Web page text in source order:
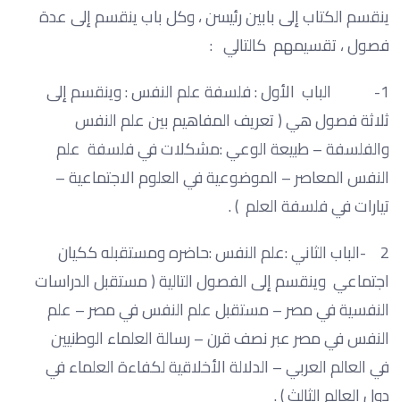
ينقسم الكتاب إلى بابين رئيسن ، وكل باب ينقسم إلى عدة
فصول ، تقسيمهم كالتالي :
1- الباب الأول : فلسفة علم النفس : وينقسم إلى
ثلاثة فصول هي ( تعريف المفاهيم بين علم النفس
والفلسفة – طبيعة الوعي :مشكلات في فلسفة علم
النفس المعاصر – الموضوعية في العلوم الاجتماعية –
تيارات في فلسفة العلم ) .
2 -الباب الثاني :علم النفس :حاضره ومستقبله ككيان
اجتماعي وينقسم إلى الفصول التالية ( مستقبل الدراسات
النفسية في مصر – مستقبل علم النفس في مصر – علم
النفس في مصر عبر نصف قرن – رسالة العلماء الوطنيين
في العالم العربي – الدلالة الأخلاقية لكفاءة العلماء في
دول العالم الثالث ) .